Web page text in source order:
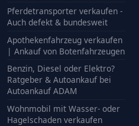
Pferdetransporter verkaufen -
Auch defekt & bundesweit
Apothekenfahrzeug verkaufen
| Ankauf von Botenfahrzeugen
Benzin, Diesel oder Elektro?
Ratgeber & Autoankauf bei
Autoankauf ADAM
Wohnmobil mit Wasser- oder
Hagelschaden verkaufen